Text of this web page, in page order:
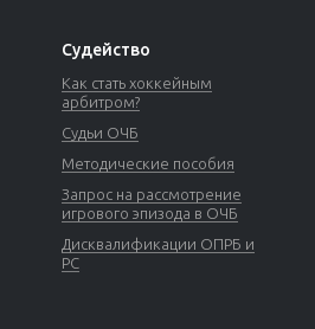
Судейство
Как стать хоккейным
арбитром?
Судьи ОЧБ
Методические пособия
Запрос на рассмотрение
игрового эпизода в ОЧБ
Дисквалификации ОПРБ и
РС